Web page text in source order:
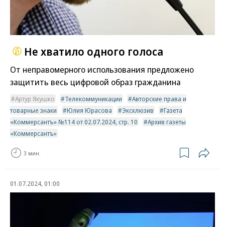
Не хватило одного голоса
От неправомерного использования предложено
защитить весь цифровой образ гражданина
Артур Якушко Телекоммуникации
Авторские права и
товарные знаки
Юлия Юрасова Эксклюзив
Газета
«Коммерсантъ» №114 от 02.07.2024, стр. 10
Архив газеты
«Коммерсантъ»
3 мин.
01.07.2024, 01:00